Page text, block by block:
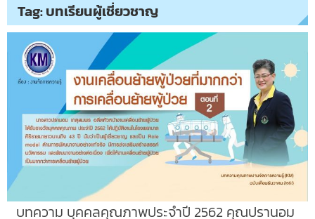
Tag:บทเรียนผู้เชี่ยวชาญ
บทความ บุคคลคุณภาพประจำปี 2562 คุณปรานอม